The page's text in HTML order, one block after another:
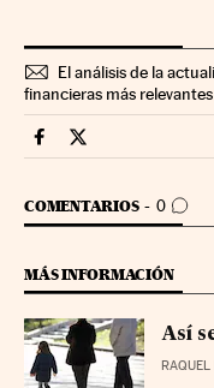
El análisis de la
financieras más relevantes
Economia Cinco Días
Economia Cinco
COMENTARIOS 0
IR A LOS
MÁS INFORMACIÓN
Así
RAQUEL